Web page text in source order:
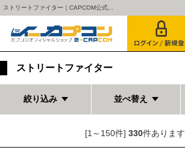
ストリートファイター｜CAPCOM公式...
ストリートファイター
絞り込み 並べ替え
[1～150件] 330件あります